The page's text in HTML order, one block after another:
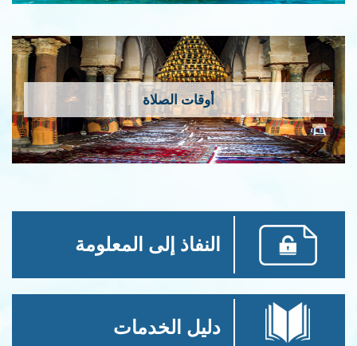
أوقات الصلاة
النفاذ إلى المعلومة
دليل الخدمات